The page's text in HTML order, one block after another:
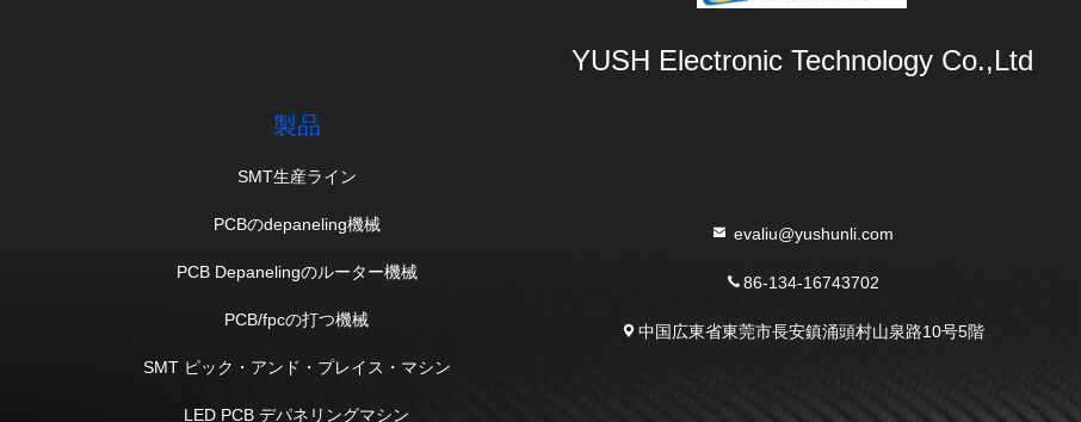
YUSH Electronic Technology Co.,Ltd
製品
SMT生産ライン
PCBのdepaneling機械
PCB Depanelingのルーター機械
PCB/fpcの打つ機械
SMT ピック・アンド・プレイス・マシン
LED PCB デパネリングマシン
evaliu@yushunli.com
86-134-16743702
中国広東省東莞市長安鎮涌頭村山泉路10号5階